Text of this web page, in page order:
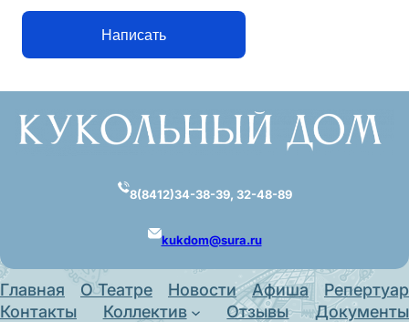
Написать
содержимому
8(8412)34-38-39, 32-48-89
kukdom@sura.ru
Главная О Театре Новости Афиша
Репертуар
Контакты
Коллектив Отзывы
Документы